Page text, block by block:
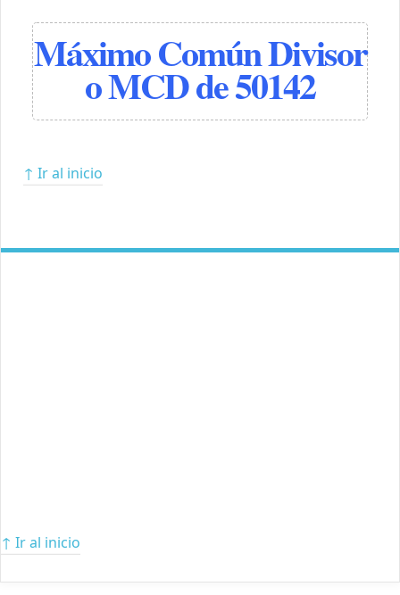
Máximo Común Divisor
o MCD de 50142
↑ Ir al inicio
↑ Ir al inicio